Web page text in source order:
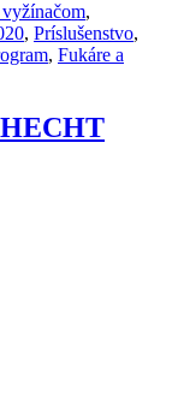
,
, Príslušenstvo,
, Fukáre a